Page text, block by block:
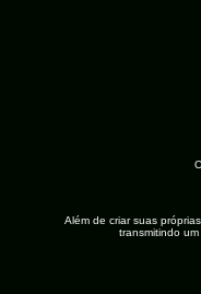
Além de criar suas
transmitindo